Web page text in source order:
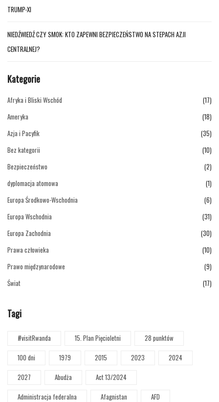
TRUMP-XI
NIEDŹWIEDŹ CZY SMOK: KTO ZAPEWNI BEZPIECZEŃSTWO NA STEPACH AZJI
CENTRALNEJ?
Kategorie
Afryka i Bliski Wschód
(17)
Ameryka
(18)
Azja i Pacyfik
(35)
Bez kategorii
(10)
Bezpieczeństwo
(2)
dyplomacja atomowa
(1)
Europa Środkowo-Wschodnia
(6)
Europa Wschodnia
(31)
Europa Zachodnia
(30)
Prawa człowieka
(10)
Prawo międzynarodowe
(9)
Świat
(17)
Tagi
#visitRwanda 15. Plan Pięcioletni
28 punktów
100 dni
1979 2015 2023
2024
2027
Abudża
Act 13/2024
Administracja federalna
Afagnistan
AFD